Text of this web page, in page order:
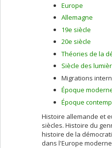
Europe
Allemagne
19e siècle
20e siècle
Théories de la
Siècle des
Migrations
Époque
Époque
Histoire allemande et
siècles. Histoire du
histoire de la
dans l'Europe